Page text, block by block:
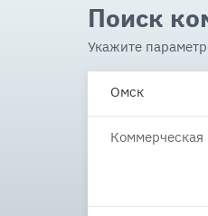
Поиск
Укажите
Омск